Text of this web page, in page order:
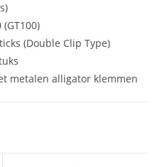
(GT100)
(Double Clip Type)
metalen alligator klemmen